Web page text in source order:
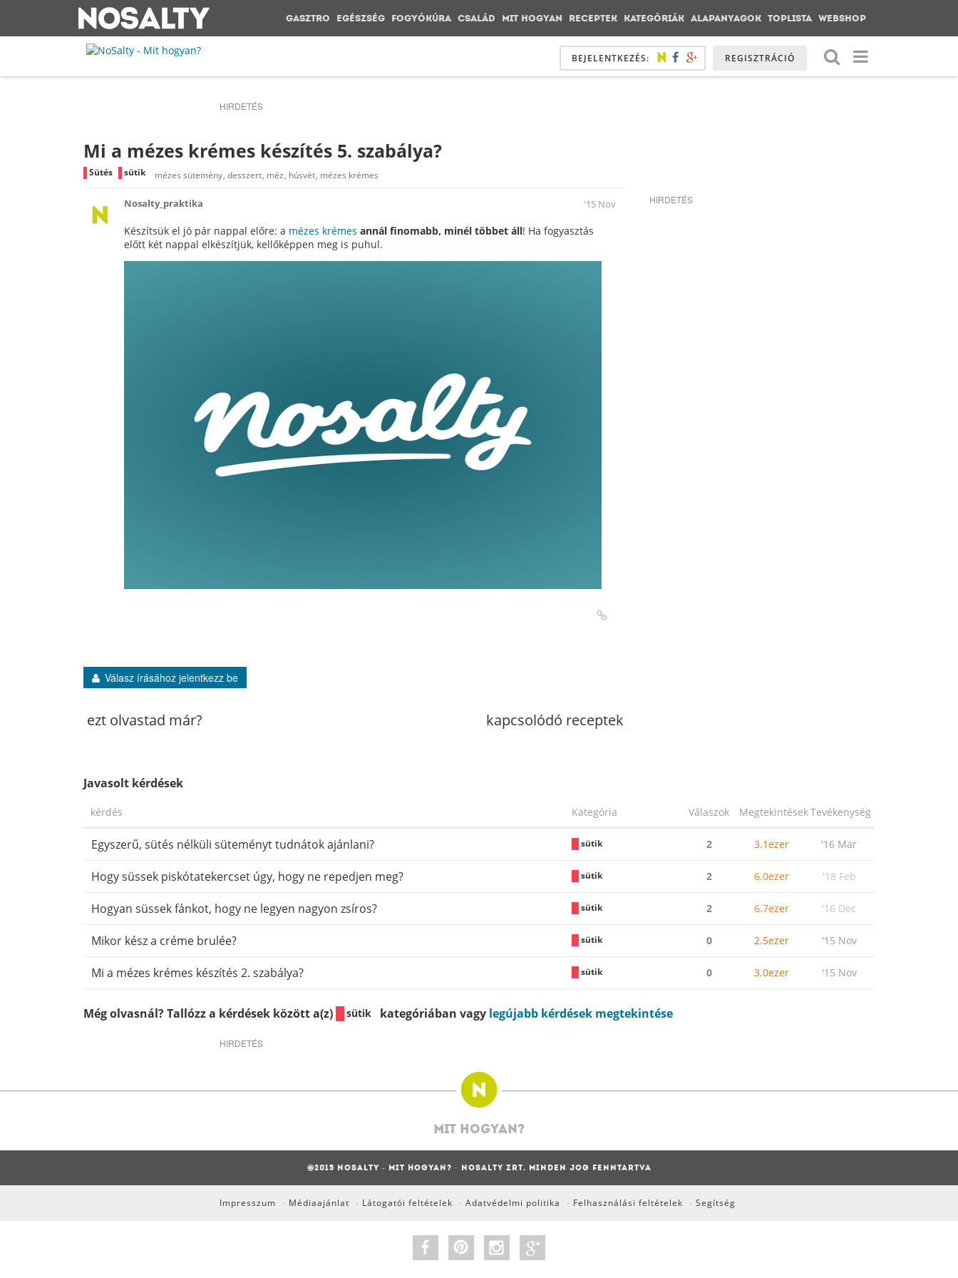
GASZTRO EGÉSZSÉG FOGYÓKÚRA CSALÁD MIT HOGYAN RECEPTEK KATEGÓRIÁK ALAPANYAGOK TOPLISTA WEBSHOP
BEJELENTKEZÉS: REGISZTRÁCIÓ
HIRDETÉS
Mi a mézes krémes készítés 5. szabálya?
Sütés sütik mézes sütemény desszert méz húsvét mézes krémes
Nosalty_praktika '15 Nov
Készítsük el jó pár nappal előre: a mézes krémes annál finomabb, minél többet áll! Ha fogyasztás
előtt két nappal elkészítjük, kellőképpen meg is puhul.
HIRDETÉS
Válasz írásához jelentkezz be
ezt olvastad már? kapcsolódó receptek
Javasolt kérdések
kérdés Kategória Válaszok MegtekintésekTevékenység
Egyszerű, sütés nélküli süteményt tudnátok ajánlani? sütik 2 3.1ezer '16 Mar
Hogy süssek piskótatekercset úgy, hogy ne repedjen meg? sütik 2 6.0ezer '18 Feb
Hogyan süssek fánkot, hogy ne legyen nagyon zsíros? sütik 2 6.7ezer '16 Dec
Mikor kész a créme brulée? sütik 0 2.5ezer '15 Nov
Mi a mézes krémes készítés 2. szabálya? sütik 0 3.0ezer '15 Nov
Még olvasnál? Tallózz a kérdések között a(z) sütik kategóriában vagy legújabb kérdések megtekintése
HIRDETÉS
MIT HOGYAN?
@2015 NOSALTY - MIT HOGYAN? · NOSALTY ZRT. MINDEN JOG FENNTARTVA
Impresszum · Médiaajánlat · Látogatói feltételek · Adatvédelmi politika · Felhasználási feltételek · Segítség